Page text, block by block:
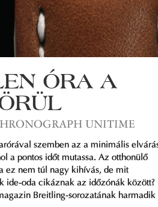
ÓRA A
UNITIME
szemben az a minimális
a pontos időt mutassa. Az otthonülő
ez nem túl nagy kihívás, de mit
ide-oda cikáznak az időzónák között?
Breitling-sorozatának harmadik